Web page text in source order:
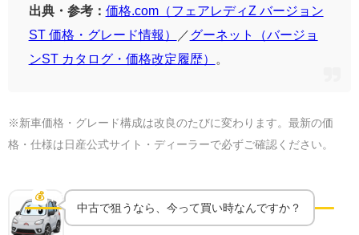
出典・参考： 価格.com（フェアレディZ バージョン
ST 価格・グレード情報）
／グーネット（バージョ
ンST カタログ・価格改定履歴）
※新車価格・グレード構成は改良のたびに変わります。最新の価
格・仕様は日産公式サイト・ディーラーで必ずご確認ください。
💰 中古相場
中古で狙うなら、今って買い時なんですか？